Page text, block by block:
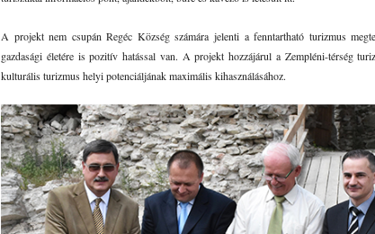
A projekt nem csupán Regéc Község számára jelenti a fenntartható turizmus
gazdasági életére is pozitív hatással van. A projekt hozzájárul a Zempléni-térség
kulturális turizmus helyi potenciáljának maximális kihasználásához.